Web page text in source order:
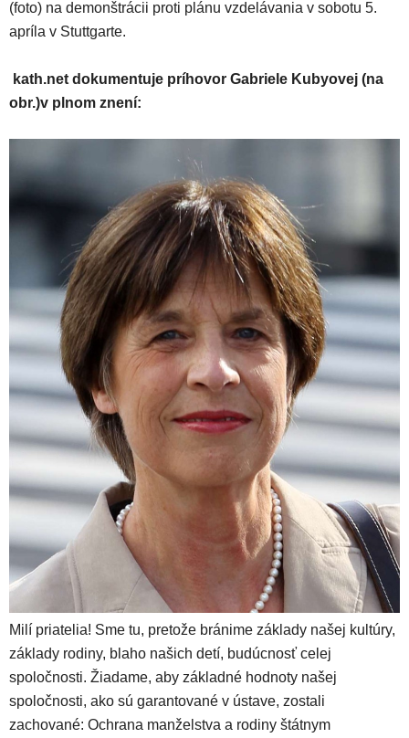
(foto) na demonštrácii proti plánu vzdelávania v sobotu 5.
apríla v Stuttgarte.
kath.net dokumentuje príhovor Gabriele Kubyovej (na
obr.)v plnom znení:
Milí priatelia! Sme tu, pretože bránime základy našej kultúry,
základy rodiny, blaho našich detí, budúcnosť celej
spoločnosti. Žiadame, aby základné hodnoty našej
spoločnosti, ako sú garantované v ústave, zostali
zachované: Ochrana manželstva a rodiny štátnym